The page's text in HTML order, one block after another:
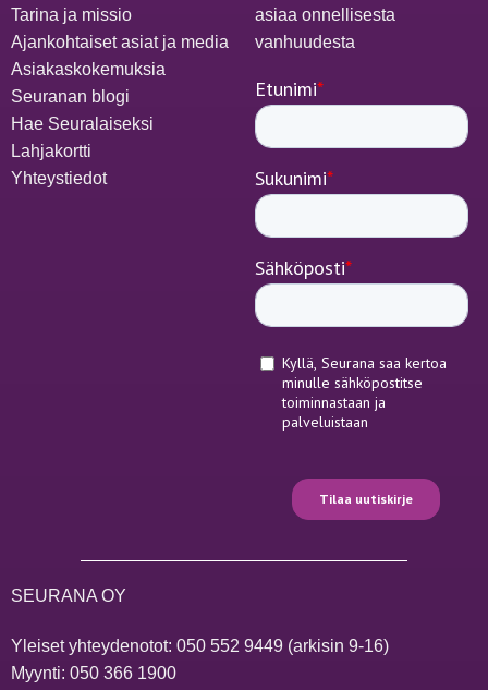
Tarina ja missio
Ajankohtaiset asiat ja media
Asiakaskokemuksia
Seuranan blogi
Hae Seuralaiseksi
Lahjakortti
Yhteystiedot
asiaa onnellisesta
vanhuudesta
SEURANA OY
Yleiset yhteydenotot: 050 552 9449(arkisin 9-16)
Myynti: 050 366 1900